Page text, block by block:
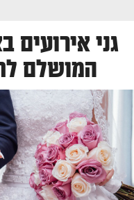
גני אירועים
המושלם